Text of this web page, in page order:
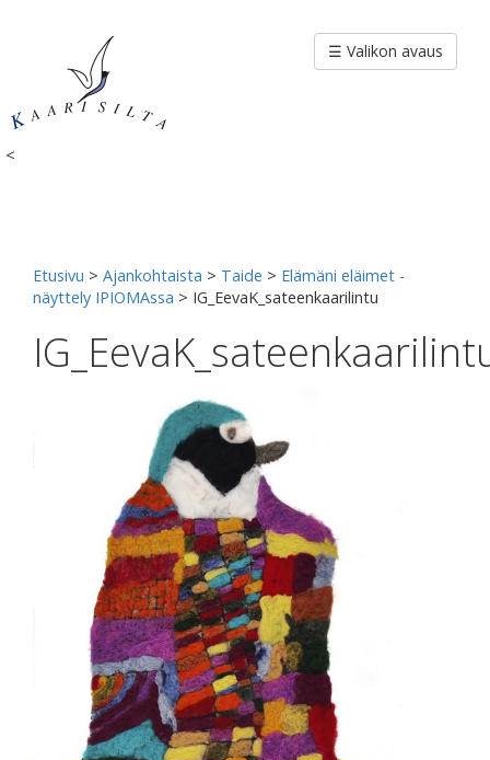
<
☰ Valikon avaus
Etusivu > Ajankohtaista > Taide > Elämäni eläimet -
näyttely IPIOMAssa > IG_EevaK_sateenkaarilintu